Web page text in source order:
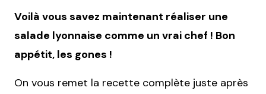
Voilà vous savez maintenant réaliser une
salade lyonnaise comme un vrai chef ! Bon
appétit, les gones !
On vous remet la recette complète juste après